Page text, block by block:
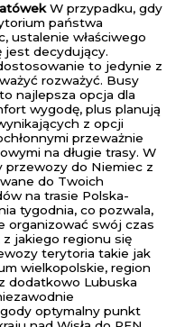
W przypadku, gdy
państwa
ustalenie właściwego
jest decydujący.
to jedynie z
rozważyć. Busy
najlepsza opcja dla
wygodę, plus planują
z opcji
przeważnie
na długie trasy. W
przewozy do Niemiec z
do Twoich
na trasie Polska-
tygodnia, co pozwala,
organizować swój czas
jakiego regionu się
terytoria takie jak
wielkopolskie, region
dodatkowo Lubuska
optymalny punkt